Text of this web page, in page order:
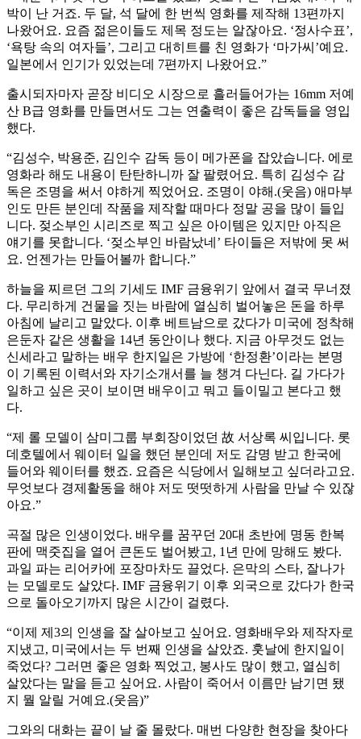
박이 난 거죠. 두 달, 석 달에 한 번씩 영화를 제작해 13편까지
나왔어요. 요즘 젊은이들도 제목 정도는 알잖아요. ‘정사수표’,
‘욕탕 속의 여자들’, 그리고 대히트를 친 영화가 ‘마가씨’예요.
일본에서 인기가 있었는데 7편까지 나왔어요.”
출시되자마자 곧장 비디오 시장으로 흘러들어가는 16mm 저예
산 B급 영화를 만들면서도 그는 연출력이 좋은 감독들을 영입
했다.
“김성수, 박용준, 김인수 감독 등이 메가폰을 잡았습니다. 에로
영화라 해도 내용이 탄탄하니까 잘 팔렸어요. 특히 김성수 감
독은 조명을 써서 야하게 찍었어요. 조명이 야해.(웃음) 애마부
인도 만든 분인데 작품을 제작할 때마다 정말 공을 많이 들입
니다. 젖소부인 시리즈로 찍고 싶은 아이템은 있지만 아직은
얘기를 못합니다. ‘젖소부인 바람났네’ 타이들은 저밖에 못 써
요. 언젠가는 만들어볼까 합니다.”
하늘을 찌르던 그의 기세도 IMF 금융위기 앞에서 결국 무너졌
다. 무리하게 건물을 짓는 바람에 열심히 벌어놓은 돈을 하루
아침에 날리고 말았다. 이후 베트남으로 갔다가 미국에 정착해
은둔자 같은 생활을 14년 동안이나 했다. 지금 아무것도 없는
신세라고 말하는 배우 한지일은 가방에 ‘한정환’이라는 본명
이 기록된 이력서와 자기소개서를 늘 챙겨 다닌다. 길 가다가
일하고 싶은 곳이 보이면 배우이고 뭐고 들이밀고 본다고 했
다.
“제 롤 모델이 삼미그룹 부회장이었던 故 서상록 씨입니다. 롯
데호텔에서 웨이터 일을 했던 분인데 저도 감명 받고 한국에
들어와 웨이터를 했죠. 요즘은 식당에서 일해보고 싶더라고요.
무엇보다 경제활동을 해야 저도 떳떳하게 사람을 만날 수 있잖
아요.”
곡절 많은 인생이었다. 배우를 꿈꾸던 20대 초반에 명동 한복
판에 맥줏집을 열어 큰돈도 벌어봤고, 1년 만에 망해도 봤다.
과일 파는 리어카에 포장마차도 끌었다. 은막의 스타, 잘나가
는 모델로도 살았다. IMF 금융위기 이후 외국으로 갔다가 한국
으로 돌아오기까지 많은 시간이 걸렸다.
“이제 제3의 인생을 잘 살아보고 싶어요. 영화배우와 제작자로
지냈고, 미국에서는 두 번째 인생을 살았죠. 훗날에 한지일이
죽었다? 그러면 좋은 영화 찍었고, 봉사도 많이 했고, 열심히
살았다는 말을 듣고 싶어요. 사람이 죽어서 이름만 남기면 됐
지 뭘 알릴 거예요.(웃음)”
그와의 대화는 끝이 날 줄 몰랐다. 매번 다양한 현장을 찾아다